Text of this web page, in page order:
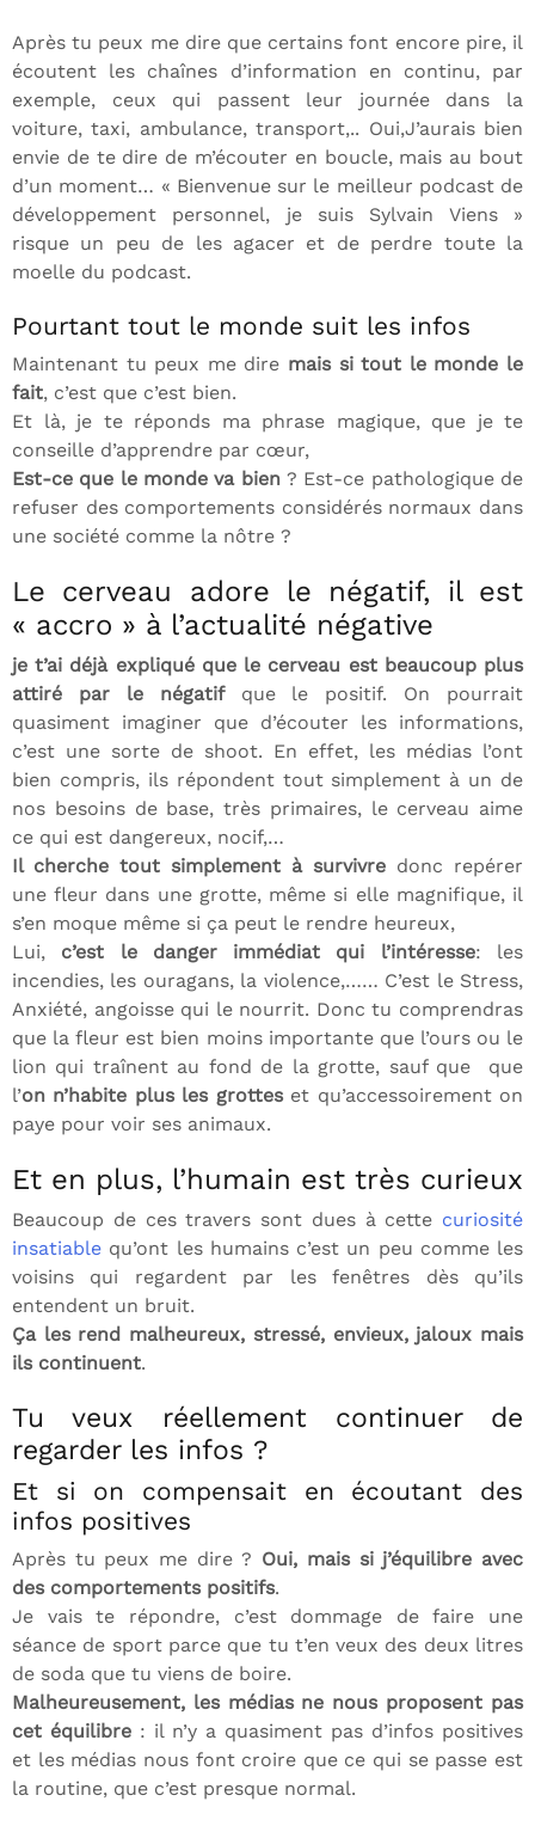
Après tu peux me dire que certains font encore pire, il
écoutent les chaînes d’information en continu, par
exemple, ceux qui passent leur journée dans la
voiture, taxi, ambulance, transport,.. Oui,J’aurais bien
envie de te dire de m’écouter en boucle, mais au bout
d’un moment… « Bienvenue sur le meilleur podcast de
développement personnel, je suis Sylvain Viens »
risque un peu de les agacer et de perdre toute la
moelle du podcast.
Pourtant tout le monde suit les infos
Maintenant tu peux me dire mais si tout le monde le
fait, c’est que c’est bien.
Et là, je te réponds ma phrase magique, que je te
conseille d’apprendre par cœur,
Est-ce que le monde va bien? Est-ce pathologique de
refuser des comportements considérés normaux dans
une société comme la nôtre ?
Le cerveau adore le négatif, il est
« accro » à l’actualité négative
je t’ai déjà expliqué que le cerveau est beaucoup plus
attiré par le négatifque le positif. On pourrait
quasiment imaginer que d’écouter les informations,
c’est une sorte de shoot. En effet, les médias l’ont
bien compris, ils répondent tout simplement à un de
nos besoins de base, très primaires, le cerveau aime
ce qui est dangereux, nocif,…
Il cherche tout simplement à survivre donc repérer
une fleur dans une grotte, même si elle magnifique, il
s’en moque même si ça peut le rendre heureux,
Lui, c’est le danger immédiat qui l’intéresse: les
incendies, les ouragans, la violence,…… C’est le Stress,
Anxiété, angoisse qui le nourrit. Donc tu comprendras
que la fleur est bien moins importante que l’ours ou le
lion qui traînent au fond de la grotte, sauf que que
l’on n’habite plus les grotteset qu’accessoirement on
paye pour voir ses animaux.
Et en plus, l’humain est très curieux
Beaucoup de ces travers sont dues à cette curiosité
insatiable qu’ont les humains c’est un peu comme les
voisins qui regardent par les fenêtres dès qu’ils
entendent un bruit.
Ça les rend malheureux, stressé, envieux, jaloux mais
ils continuent.
Tu veux réellement continuer de
regarder les infos ?
Et si on compensait en écoutant des
infos positives
Après tu peux me dire ? Oui, mais si j’équilibre avec
des comportements positifs.
Je vais te répondre, c’est dommage de faire une
séance de sport parce que tu t’en veux des deux litres
de soda que tu viens de boire.
Malheureusement, les médias ne nous proposent pas
cet équilibre : il n’y a quasiment pas d’infos positives
et les médias nous font croire que ce qui se passe est
la routine, que c’est presque normal.